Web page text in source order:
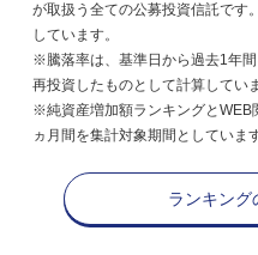
が取扱う全ての公募投資信託です
しています。
※騰落率は、基準日から過去1年
再投資したものとして計算してい
※純資産増加額ランキングとWEB
ヵ月間を集計対象期間としています
ランキング